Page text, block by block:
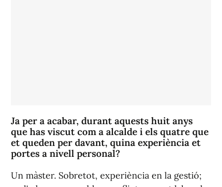
Ja per a acabar, durant aquests huit anys
que has viscut com a alcalde i els quatre que
et queden per davant, quina experiència et
portes a nivell personal?
Un màster. Sobretot, experiència en la gestió;